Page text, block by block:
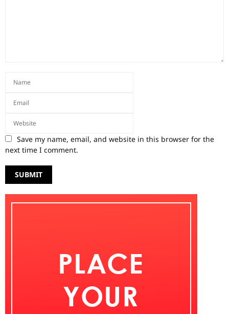
Save my name, email, and website in this browser for the
next time I comment.